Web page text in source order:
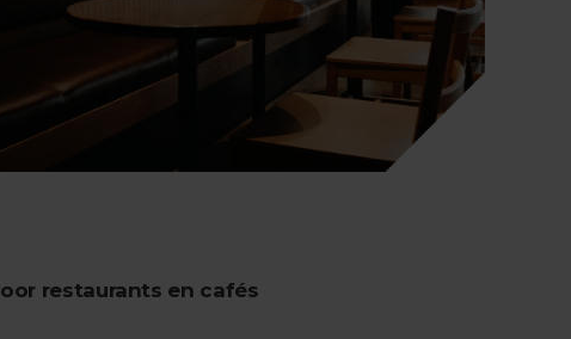
restaurants en cafés